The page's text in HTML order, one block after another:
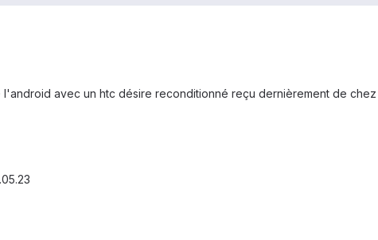
avec un htc désire reconditionné reçu dernièrement de